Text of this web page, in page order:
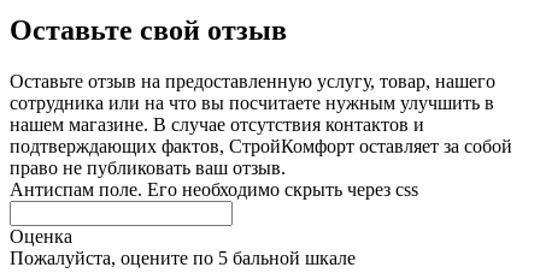
Оставьте свой отзыв
Оставьте отзыв на предоставленную услугу, товар, нашего
сотрудника или на что вы посчитаете нужным улучшить в
нашем магазине. В случае отсутствия контактов и
подтверждающих фактов, СтройКомфорт оставляет за собой
право не публиковать ваш отзыв.
Антиспам поле. Его необходимо скрыть через css
Оценка
Пожалуйста, оцените по 5 бальной шкале